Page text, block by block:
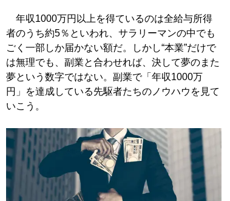
年収1000万円以上を得ているのは全給与所得
者のうち約5％といわれ、サラリーマンの中でも
ごく一部しか届かない額だ。しかし“本業”だけで
は無理でも、副業と合わせれば、決して夢のまた
夢という数字ではない。副業で「年収1000万
円」を達成している先駆者たちのノウハウを見て
いこう。